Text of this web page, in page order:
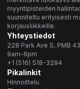
myyntipisteiden
suunniteltu erityisesti
korjausliikkeille.
Yhteystiedot
228 Park Ave S, PMB
9am-6pm
+1 (516) 518-3294
Pikalinkit
Hinnoittelu